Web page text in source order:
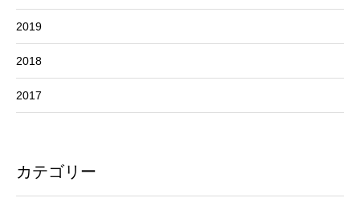
2019
2018
2017
カテゴリー